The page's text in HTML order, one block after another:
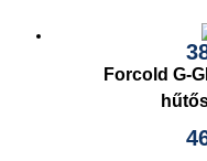
Forcold G-